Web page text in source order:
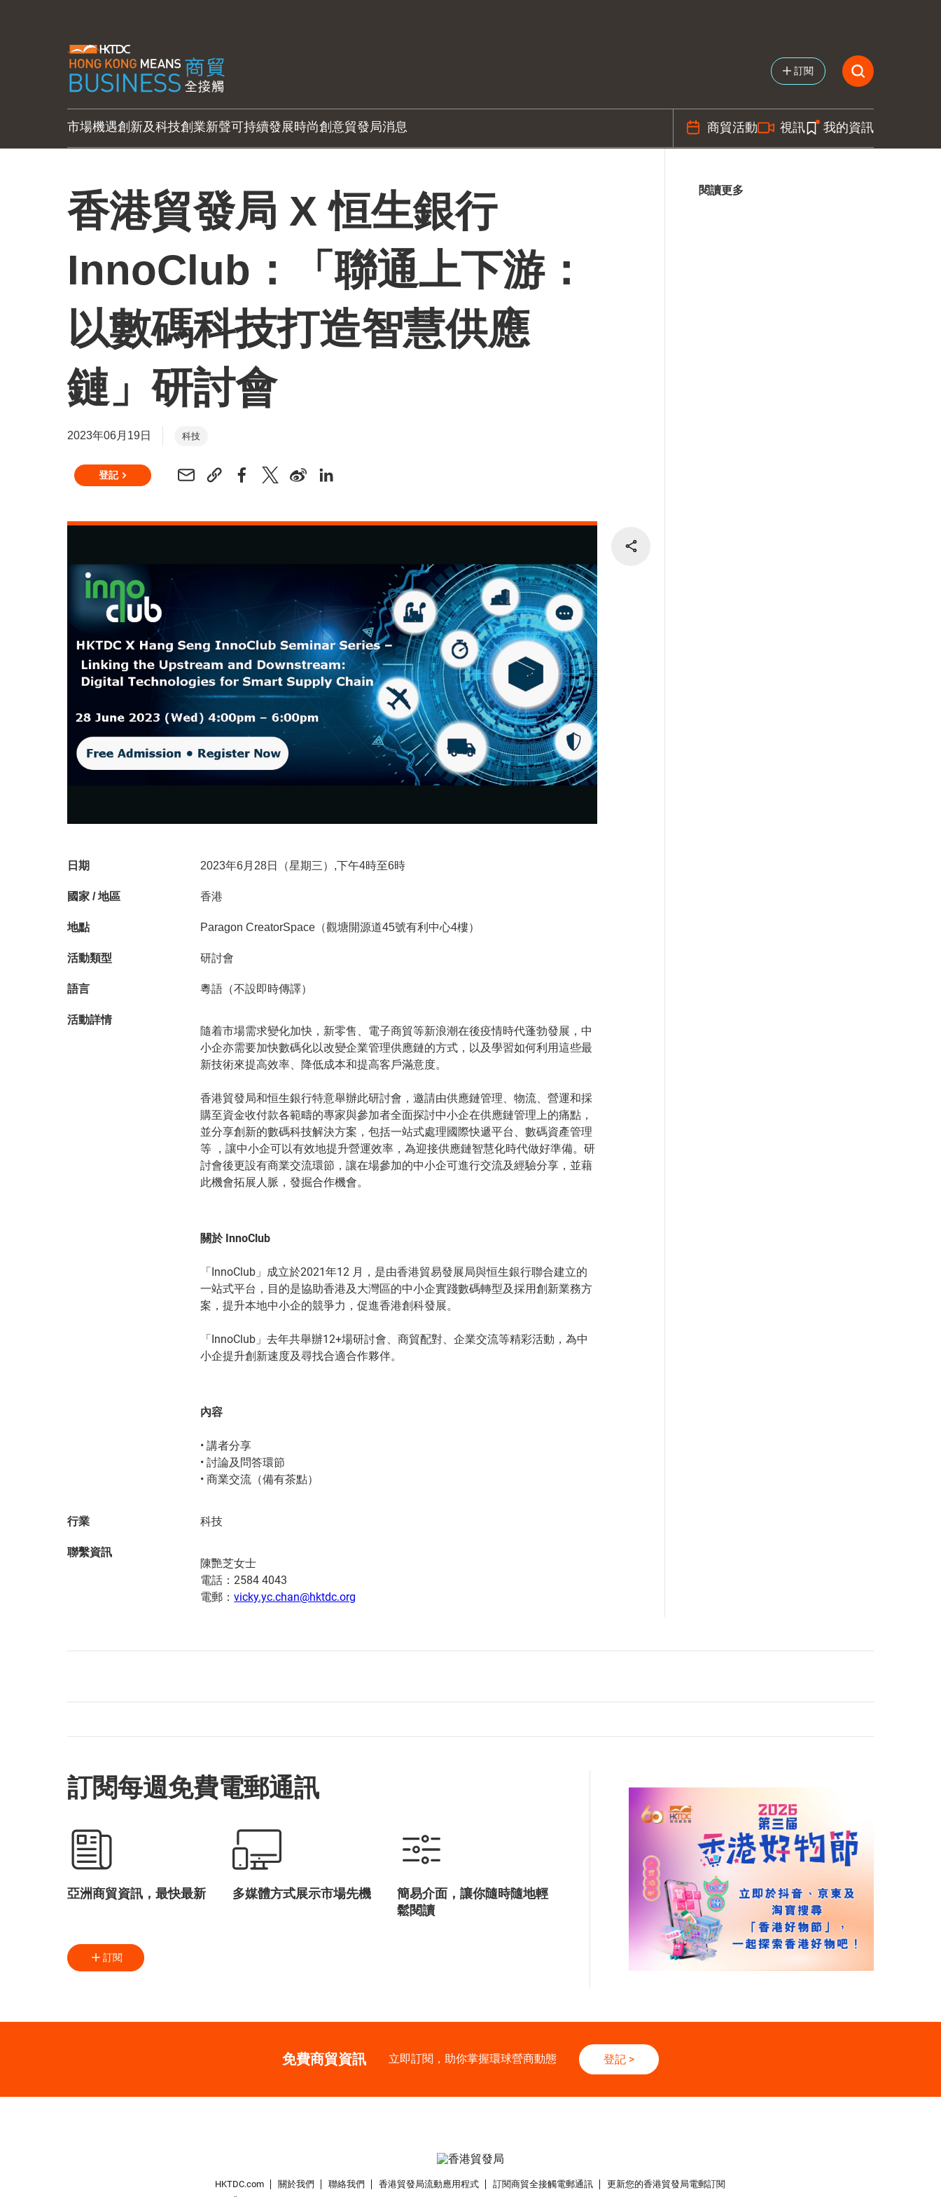
訂閱
市場機遇創新及科技創業新聲可持續發展時尚創意貿發局消息 商貿活動 視訊 我的資訊
香港貿發局 X 恒生銀行
InnoClub：「聯通上下游：
以數碼科技打造智慧供應
鏈」研討會
2023年06月19日 科技
登記
日期 2023年6月28日（星期三）,下午4時至6時
國家 / 地區 香港
地點 Paragon CreatorSpace（觀塘開源道45號有利中心4樓）
活動類型 研討會
語言 粵語（不設即時傳譯）
活動詳情
隨着市場需求變化加快，新零售、電子商貿等新浪潮在後疫情時代蓬勃發展，中
小企亦需要加快數碼化以改變企業管理供應鏈的方式，以及學習如何利用這些最
新技術來提高效率、降低成本和提高客戶滿意度。
香港貿發局和恒生銀行特意舉辦此研討會，邀請由供應鏈管理、物流、營運和採
購至資金收付款各範疇的專家與參加者全面探討中小企在供應鏈管理上的痛點，
並分享創新的數碼科技解決方案，包括一站式處理國際快遞平台、數碼資產管理
等 ，讓中小企可以有效地提升營運效率，為迎接供應鏈智慧化時代做好準備。研
討會後更設有商業交流環節，讓在場參加的中小企可進行交流及經驗分享，並藉
此機會拓展人脈，發掘合作機會。
關於 InnoClub
「InnoClub」成立於2021年12 月，是由香港貿易發展局與恒生銀行聯合建立的
一站式平台，目的是協助香港及大灣區的中小企實踐數碼轉型及採用創新業務方
案，提升本地中小企的競爭力，促進香港創科發展。
「InnoClub」去年共舉辦12+場研討會、商貿配對、企業交流等精彩活動，為中
小企提升創新速度及尋找合適合作夥伴。
內容
• 講者分享
• 討論及問答環節
• 商業交流（備有茶點）
行業 科技
聯繫資訊
陳艷芝女士
電話：2584 4043
電郵：vicky.yc.chan@hktdc.org
閱讀更多
訂閱每週免費電郵通訊
亞洲商貿資訊，最快最新 多媒體方式展示市場先機
簡易介面，讓你隨時隨地輕
鬆閱讀
訂閱
免費商貿資訊 立即訂閱，助你掌握環球營商動態 登記>
HKTDC.com 關於我們 聯絡我們 香港貿發局流動應用程式 訂閱商貿全接觸電郵通訊
更新您的香港貿發局電郵訂閱